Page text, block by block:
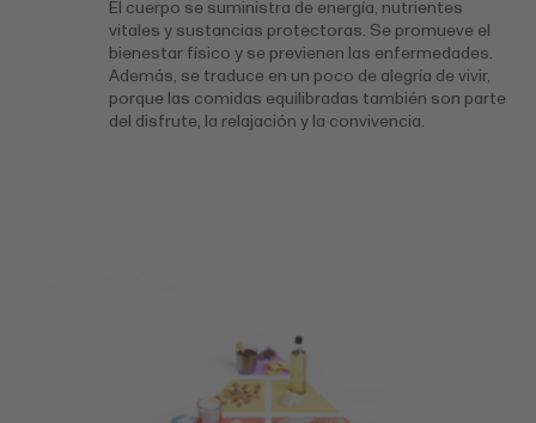
El cuerpo se suministra de energía, nutrientes
vitales y sustancias protectoras. Se promueve el
bienestar físico y se previenen las enfermedades.
Además, se traduce en un poco de alegría de vivir,
porque las comidas equilibradas también son parte
del disfrute, la relajación y la convivencia.